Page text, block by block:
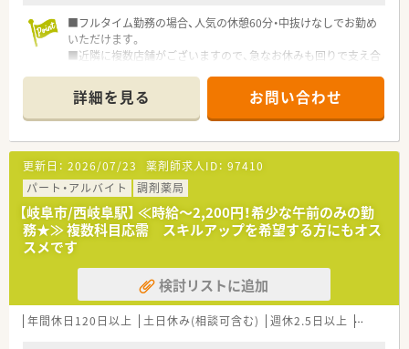
■フルタイム勤務の場合、人気の休憩60分・中抜けなしでお勤め
いただけます。
■近隣に複数店舗がございますので、急なお休みも回りで支え合
■若い方からベテランまで幅広い年齢層の方が活躍していま
す。
詳細を見る お問い合わせ
更新日： 2026/07/23 薬剤師求人ID： 97410
パート・アルバイト
調剤薬局
【岐阜市/西岐阜駅】 ≪時給～2,200円！希少な午前のみの勤
務★≫ 複数科目応需 スキルアップを希望する方にもオス
スメです
検討リストに追加
年間休日120日以上 土日休み(相談可含む) 週休2.5日以上 新卒可